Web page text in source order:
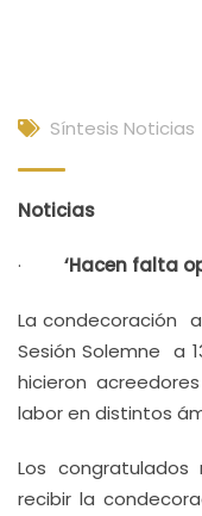
Síntesis Noticias
Noticias
· ‘Hacen falta
La condecoración
Sesión Solemne a
hicieron
labor en distintos
Los
recibir la